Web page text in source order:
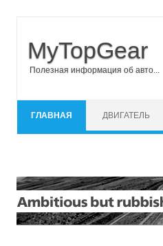
MyTopGear
Полезная информация об авто...
ГЛАВНАЯ ДВИГАТЕЛЬ